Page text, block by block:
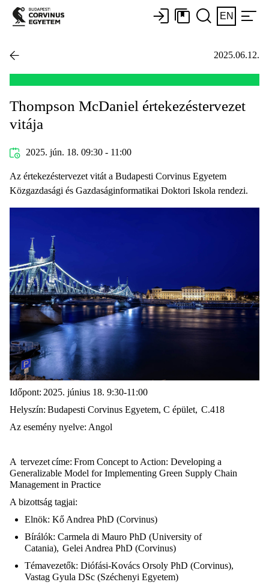
EN
2025.06.12.
Thompson McDaniel értekezéstervezet
vitája
2025. jún. 18. 09:30 - 11:00
Az értekezéstervezet vitát a Budapesti Corvinus Egyetem
Közgazdasági és Gazdaságinformatikai Doktori Iskola rendezi.
Időpont: 2025. június 18. 9:30-11:00
Helyszín: Budapesti Corvinus Egyetem, C épület, C.418
Az esemény nyelve: Angol
A tervezet címe: From Concept to Action: Developing a
Generalizable Model for Implementing Green Supply Chain
Management in Practice
A bizottság tagjai:
Elnök: Kő Andrea PhD (Corvinus)
Bírálók: Carmela di Mauro PhD (University of
Catania), Gelei Andrea PhD (Corvinus)
Témavezetők: Diófási-Kovács Orsoly PhD (Corvinus),
Vastag Gyula DSc (Széchenyi Egyetem)